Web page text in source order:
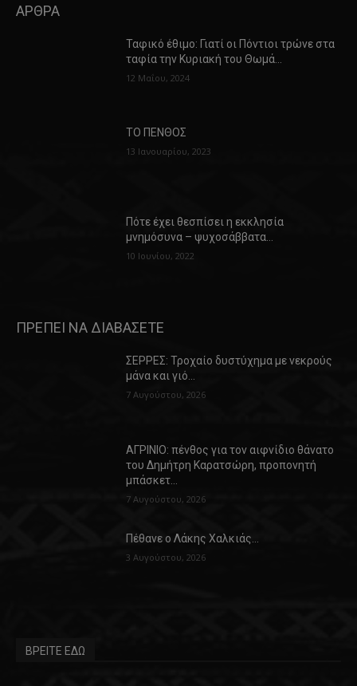
ΑΡΘΡΑ
Ταφικό έθιμο: Γιατί οι Πόντιοι τρώνε στα
ταφία την Κυριακή του Θωμά…
12 Μαΐου, 2024
ΤΟ ΠΕΝΘΟΣ
13 Ιανουαρίου, 2023
Πότε έχει θεσπίσει η εκκλησία
μνημόσυνα – ψυχοσάββατα…
10 Ιουνίου, 2022
ΠΡΕΠΕΙ ΝΑ ΔΙΑΒΑΣΕΤΕ
ΣΕΡΡΕΣ: Τροχαίο δυστύχημα με νεκρούς
μάνα και γιό…
7 Αυγούστου, 2026
ΑΓΡΙΝΙΟ: πένθος για τον αιφνίδιο θάνατο
του Δημήτρη Καρατσώρη, προπονητή
μπάσκετ…
7 Αυγούστου, 2026
Πέθανε ο Λάκης Χαλκιάς…
3 Αυγούστου, 2026
ΒΡΕΙΤΕ ΕΔΩ